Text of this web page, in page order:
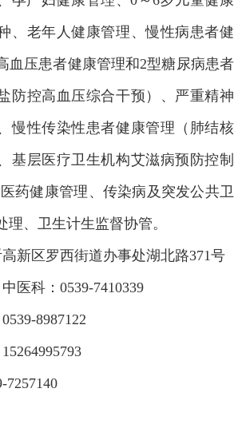
、老年人健康管理、慢性病患者健
血压患者健康管理和2型糖尿病患者
防控高血压综合干预）、严重精神
慢性传染性患者健康管理（肺结核
基层医疗卫生机构艾滋病预防控制
药健康管理、传染病及突发公共卫
理、卫生计生监督协管。
新区罗西街道办事处湖北路371号
医科：0539-7410339
8987122
7257140